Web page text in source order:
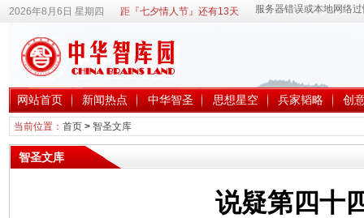
2026年8月6日 星期四 距『七夕情人节』还有13天
网站首页 新闻热点 中华智圣 思想星空 兵家韬略 创
当前位置： 首页> 智圣文库
智圣文库
说疑第四十